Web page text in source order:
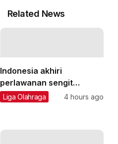
Related News
Indonesia akhiri
perlawanan sengit
Vietnam 3-2
Liga Olahraga 4 hours ago